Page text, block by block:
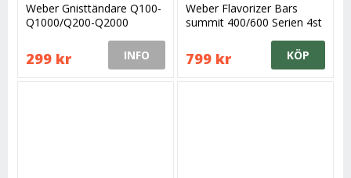
Weber Gnisttändare Q100-
Q1000/Q200-Q2000
299 kr INFO
Weber Flavorizer Bars
summit 400/600 Serien 4st
799 kr KÖP